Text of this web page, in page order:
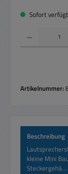
Sofort
Produkt Anzahl:
Artikelnummer:
Beschreibung
kleine Mini
Steckergehä…